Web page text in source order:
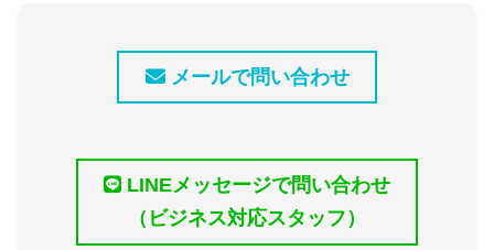
メールで問い合わせ
LINEメッセージで問い合わせ
（ビジネス対応スタッフ）